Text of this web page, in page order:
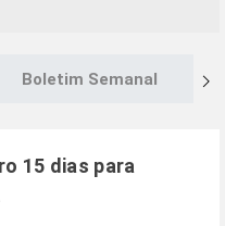
Boletim Semanal
15 dias para